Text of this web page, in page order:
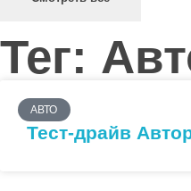
Тег:
АВТО
Тест-драйв